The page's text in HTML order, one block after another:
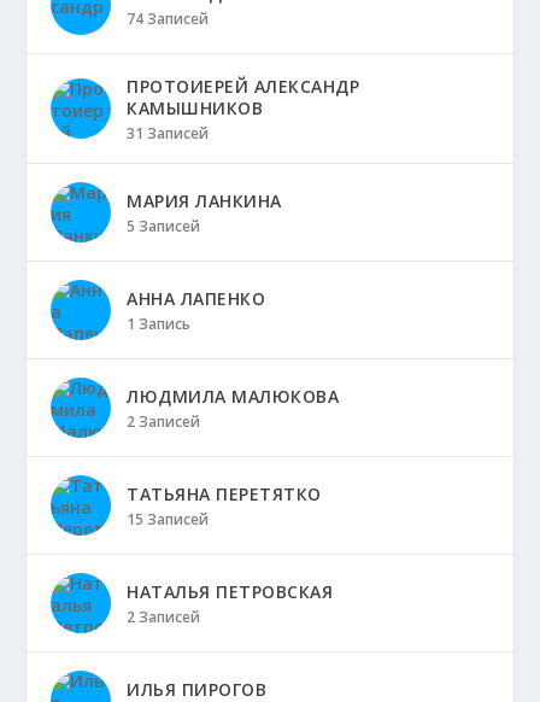
74 Записей
ПРОТОИЕРЕЙ АЛЕКСАНДР
КАМЫШНИКОВ
31 Записей
МАРИЯ ЛАНКИНА
5 Записей
АННА ЛАПЕНКО
1 Запись
ЛЮДМИЛА МАЛЮКОВА
2 Записей
ТАТЬЯНА ПЕРЕТЯТКО
15 Записей
НАТАЛЬЯ ПЕТРОВСКАЯ
2 Записей
ИЛЬЯ ПИРОГОВ